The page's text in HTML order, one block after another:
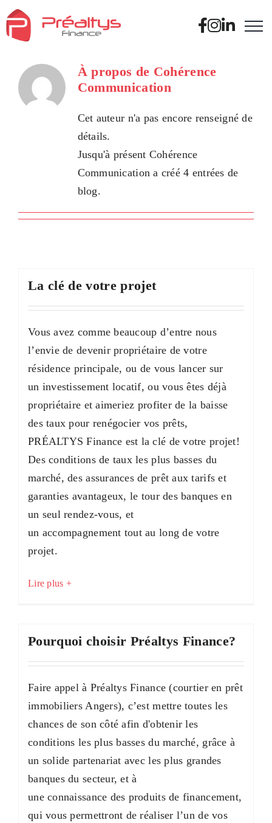
Passer
au
contenu
À propos de Cohérence
Communication
Cet auteur n'a pas encore renseigné de
détails.
Jusqu'à présent Cohérence
Communication a créé 4 entrées de
blog.
La clé de votre projet
Vous avez comme beaucoup d’entre nous
l’envie de devenir propriétaire de votre
résidence principale, ou de vous lancer sur
un investissement locatif, ou vous êtes déjà
propriétaire et aimeriez profiter de la baisse
des taux pour renégocier vos prêts,
PRÉALTYS Finance est la clé de votre projet!
Des conditions de taux les plus basses du
marché, des assurances de prêt aux tarifs et
garanties avantageux, le tour des banques en
un seul rendez-vous, et
un accompagnement tout au long de votre
projet.
Lire plus +
Pourquoi choisir Préaltys Finance?
Faire appel à Préaltys Finance (courtier en prêt
immobiliers Angers), c’est mettre toutes les
chances de son côté afin d'obtenir les
conditions les plus basses du marché, grâce à
un solide partenariat avec les plus grandes
banques du secteur, et à
une connaissance des produits de financement,
qui vous permettront de réaliser l’un de vos